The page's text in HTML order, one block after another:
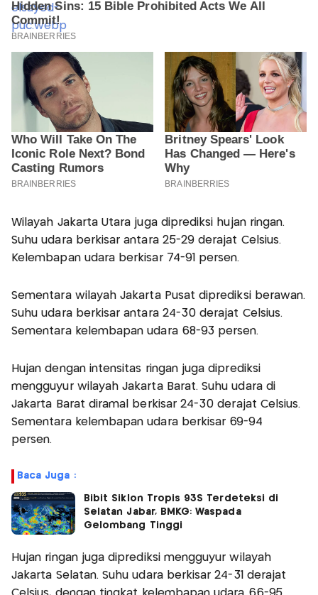
Wilayah Jakarta Utara juga diprediksi hujan ringan.
Suhu udara berkisar antara 25-29 derajat Celsius.
Kelembapan udara berkisar 74-91 persen.
Sementara wilayah Jakarta Pusat diprediksi berawan.
Suhu udara berkisar antara 24-30 derajat Celsius.
Sementara kelembapan udara 68-93 persen.
Hujan dengan intensitas ringan juga diprediksi
mengguyur wilayah Jakarta Barat. Suhu udara di
Jakarta Barat diramal berkisar 24-30 derajat Celsius.
Sementara kelembapan udara berkisar 69-94
persen.
Baca Juga :
Bibit Siklon Tropis 93S Terdeteksi di
Selatan Jabar, BMKG: Waspada
Gelombang Tinggi
Hujan ringan juga diprediksi mengguyur wilayah
Jakarta Selatan. Suhu udara berkisar 24-31 derajat